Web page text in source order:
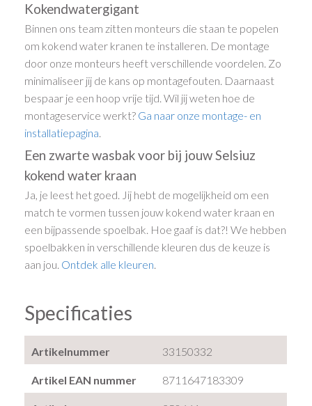
Kokendwatergigant
Binnen ons team zitten monteurs die staan te popelen
om kokend water kranen te installeren. De montage
door onze monteurs heeft verschillende voordelen. Zo
minimaliseer jij de kans op montagefouten. Daarnaast
bespaar je een hoop vrije tijd. Wil jij weten hoe de
montageservice werkt? Ga naar onze montage- en
installatiepagina
Een zwarte wasbak voor bij jouw Selsiuz
kokend water kraan
Ja, je leest het goed. Jij hebt de mogelijkheid om een
match te vormen tussen jouw kokend water kraan en
een bijpassende spoelbak. Hoe gaaf is dat?! We hebben
spoelbakken in verschillende kleuren dus de keuze is
aan jou. Ontdek alle kleuren.
Specificaties
Artikelnummer 33150332
Artikel EAN nummer 8711647183309